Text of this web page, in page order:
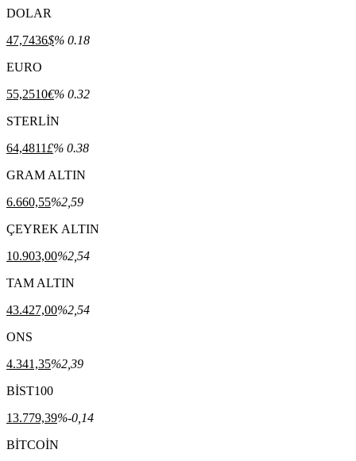
DOLAR
47,7436$% 0.18
EURO
55,2510€% 0.32
STERLİN
64,4811£% 0.38
GRAM ALTIN
6.660,55%2,59
ÇEYREK ALTIN
10.903,00%2,54
TAM ALTIN
43.427,00%2,54
ONS
4.341,35%2,39
BİST100
13.779,39%-0,14
BİTCOİN